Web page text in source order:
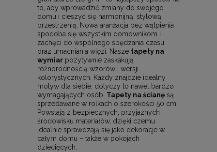
to, aby wprowadzić zmiany do swojego
domu i cieszyć się harmonijną, stylową
przestrzenią. Nowa aranżacja bez wątpienia
spodoba się wszystkim domownikom i
zachęci do wspólnego spędzania czasu
oraz umacniania więzi. Nasze tapety na
wymiar pozytywnie zaskakują
różnorodnością wzorów i wersji
kolorystycznych. Każdy znajdzie idealny
motyw dla siebie, dotyczy to nawet bardzo
wymagających osób. Tapety na ścianę są
sprzedawane w rolkach o szerokości 50 cm.
Powstają z bezpiecznych, przyjaznych
środowisku materiałów, dzięki czemu
idealnie sprawdzają się jako dekoracje w
całym domu – także w pokojach
dziecięcych.